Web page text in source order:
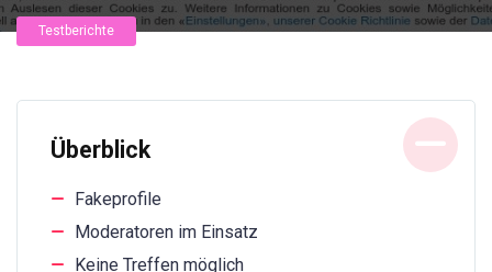
Testberichte
Überblick
Fakeprofile
Moderatoren im Einsatz
Keine Treffen möglich